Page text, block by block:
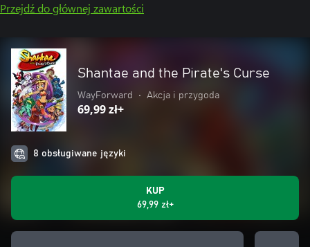
Przejdź do głównej zawartości
Shantae and the Pirate's Curse
WayForward • Akcja i przygoda
69,99 zł+
8 obsługiwane języki
KUP
69,99 zł+